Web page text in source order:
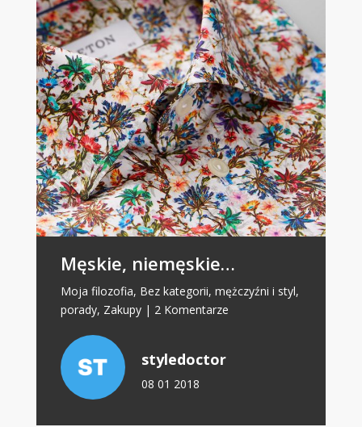
Męskie, niemęskie…
Moja filozofia, Bez kategorii, mężczyźni i styl,
porady, Zakupy| 2 Komentarze
styledoctor
08 01 2018